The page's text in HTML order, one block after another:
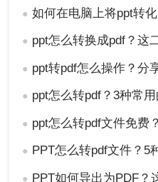
● 如何在电脑上将ppt转化为pdf？
● ppt怎么转换成pdf？这
● ppt转pdf怎么操作？分
● ppt怎么转pdf？3种常
● ppt怎么转pdf文件免费
● PPT怎么转pdf文件？5
● PPT如何导出为PDF？这4